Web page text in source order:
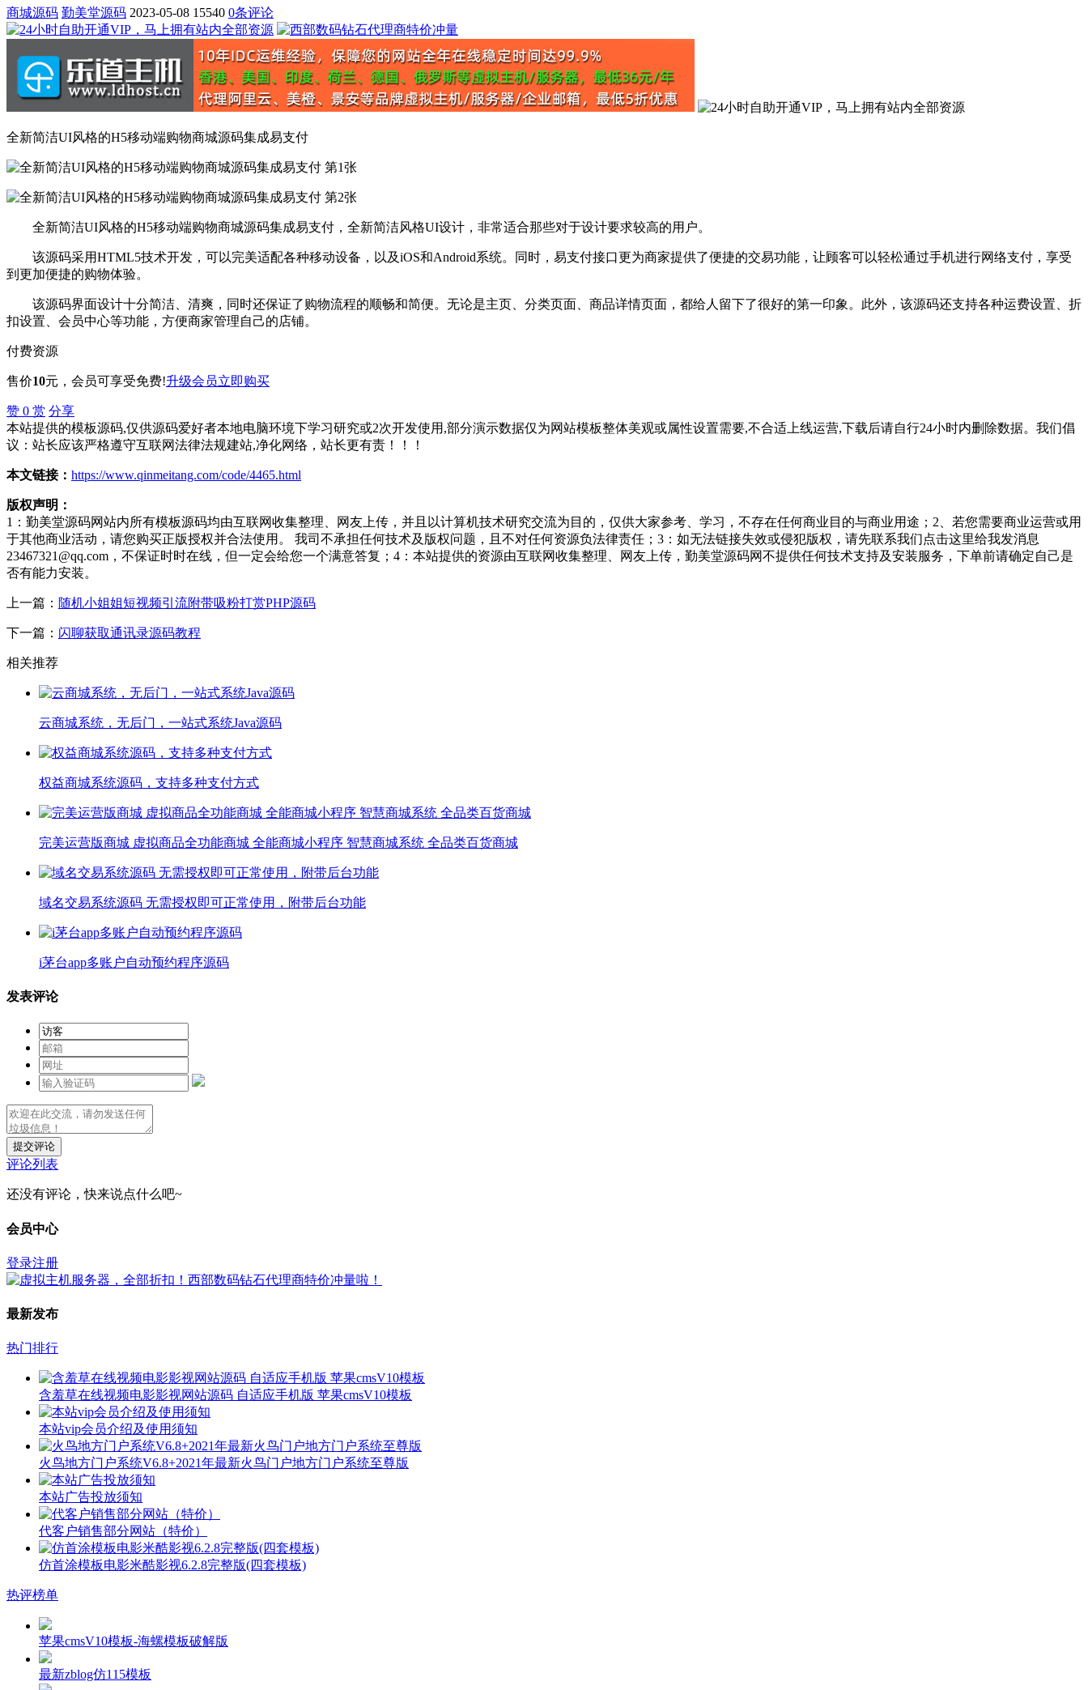
商城源码 勤美堂源码 2023-05-08 15540 0条评论
全新简洁UI风格的H5移动端购物商城源码集成易支付
全新简洁UI风格的H5移动端购物商城源码集成易支付，全新简洁风格UI设计，非常适合那些对于设计要求较高的用户。
该源码采用HTML5技术开发，可以完美适配各种移动设备，以及iOS和Android系统。同时，易支付接口更为商家提供了便捷的交易功能，让顾客可以轻松通过手机进行网络支付，享受
到更加便捷的购物体验。
该源码界面设计十分简洁、清爽，同时还保证了购物流程的顺畅和简便。无论是主页、分类页面、商品详情页面，都给人留下了很好的第一印象。此外，该源码还支持各种运费设置、折
扣设置、会员中心等功能，方便商家管理自己的店铺。
付费资源
售价10元 ，会员可享受免费!升级会员立即购买
赞 0 赏 分享
本站提供的模板源码,仅供源码爱好者本地电脑环境下学习研究或2次开发使用,部分演示数据仅为网站模板整体美观或属性设置需要,不合适上线运营,下载后请自行24小时内删除数据。我们倡
议：站长应该严格遵守互联网法律法规建站,净化网络，站长更有责！！！
本文链接： https://www.qinmeitang.com/code/4465.html
版权声明：
1：勤美堂源码网站内所有模板源码均由互联网收集整理、网友上传，并且以计算机技术研究交流为目的，仅供大家参考、学习，不存在任何商业目的与商业用途；2、若您需要商业运营或用
于其他商业活动，请您购买正版授权并合法使用。 我司不承担任何技术及版权问题，且不对任何资源负法律责任；3：如无法链接失效或侵犯版权，请先联系我们点击这里给我发消息
23467321@qq.com，不保证时时在线，但一定会给您一个满意答复；4：本站提供的资源由互联网收集整理、网友上传，勤美堂源码网不提供任何技术支持及安装服务，下单前请确定自己是
否有能力安装。
上一篇： 随机小姐姐短视频引流附带吸粉打赏PHP源码
下一篇： 闪聊获取通讯录源码教程
相关推荐
云商城系统，无后门，一站式系统Java源码
权益商城系统源码，支持多种支付方式
完美运营版商城 虚拟商品全功能商城 全能商城小程序 智慧商城系统 全品类百货商城
域名交易系统源码 无需授权即可正常使用，附带后台功能
i茅台app多账户自动预约程序源码
发表评论
提交评论
评论列表
还没有评论，快来说点什么吧~
会员中心
登录注册
最新发布
热门排行
含羞草在线视频电影影视网站源码 自适应手机版 苹果cmsV10模板
本站vip会员介绍及使用须知
火鸟地方门户系统V6.8+2021年最新火鸟门户地方门户系统至尊版
本站广告投放须知
代客户销售部分网站（特价）
仿首涂模板电影米酷影视6.2.8完整版(四套模板)
热评榜单
苹果cmsV10模板-海螺模板破解版
最新zblog仿115模板